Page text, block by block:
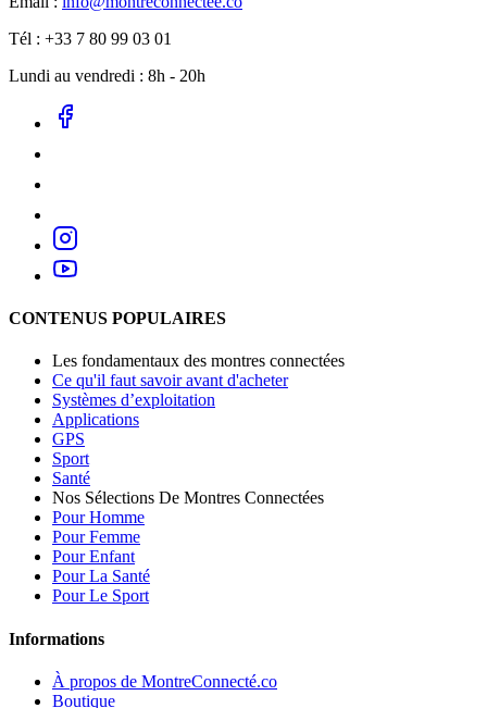
Tél : +33 7 80 99 03 01
Lundi au vendredi : 8h - 20h
CONTENUS POPULAIRES
Les fondamentaux des montres connectées
Ce qu'il faut savoir avant d'acheter
Systèmes d’exploitation
Applications
GPS
Sport
Santé
Nos Sélections De Montres Connectées
Pour Homme
Pour Femme
Pour Enfant
Pour La Santé
Pour Le Sport
Informations
À propos de MontreConnecté.co
Boutique